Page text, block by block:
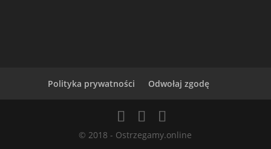
Polityka prywatności Odwołaj zgodę
© 2018 - Ostrzegamy.online